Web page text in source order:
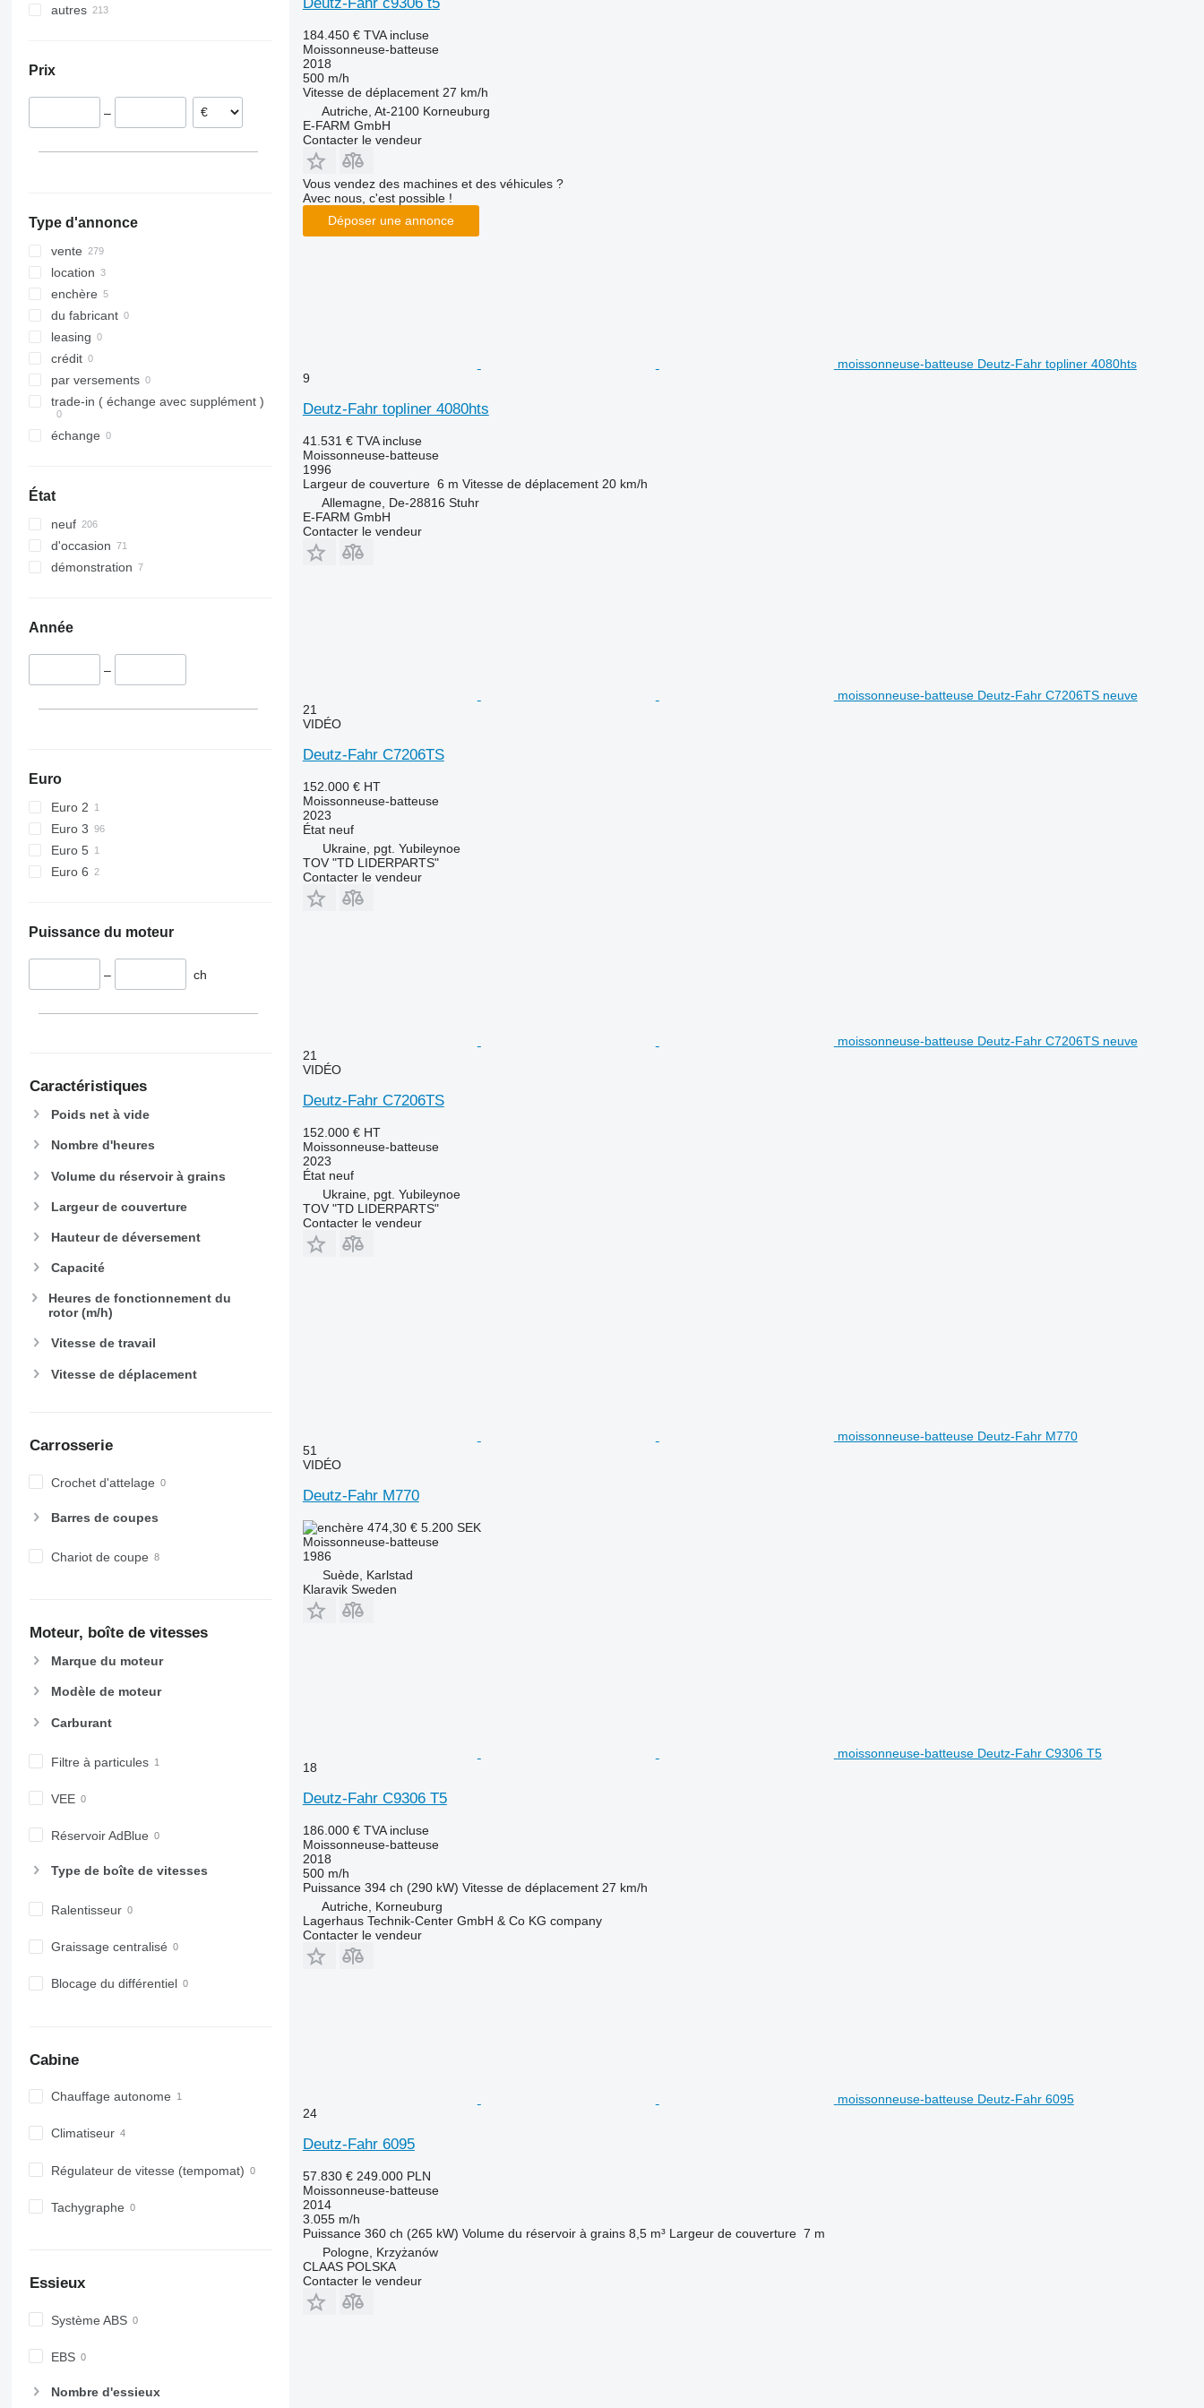
8250
Axial-Flow
9610
9670 STS
9860 STS
9880
C-series
H-series
M-series
S-series
T-series
W-series
X-series
Allemagne
Croatie
Lituanie
autres
Prix
–
Type d'annonce
vente
location
enchère
du fabricant
leasing
crédit
par versements
trade-in ( échange avec supplément )
échange
État
neuf
d'occasion
démonstration
Année
–
Euro
Euro 2
Euro 3
Euro 5
Euro 6
Puissance du moteur
– ch
Caractéristiques
Poids net à vide
Nombre d'heures
Volume du réservoir à grains
Largeur de couverture
Hauteur de déversement
Capacité
Heures de fonctionnement du
rotor (m/h)
Vitesse de travail
Vitesse de déplacement
Carrosserie
Crochet d'attelage
Barres de coupes
Chariot de coupe
Moteur, boîte de vitesses
Marque du moteur
Modèle de moteur
Carburant
Filtre à particules
VEE
Réservoir AdBlue
Type de boîte de vitesses
Ralentisseur
Graissage centralisé
Blocage du différentiel
Cabine
Chauffage autonome
Climatiseur
Régulateur de vitesse (tempomat)
Tachygraphe
Essieux
Système ABS
EBS
Nombre d'essieux
184.450 € TVA incluse
Moissonneuse-batteuse
2018
500 m/h
Vitesse de déplacement 27 km/h
Autriche, At-2100 Korneuburg
E-FARM GmbH
Contacter le vendeur
Vous vendez des machines et des véhicules ?
Avec nous, c'est possible !
Déposer une annonce
moissonneuse-batteuse Deutz-Fahr topliner 4080hts
9
Deutz-Fahr topliner 4080hts
41.531 € TVA incluse
Moissonneuse-batteuse
1996
Largeur de couverture 6 m Vitesse de déplacement 20 km/h
Allemagne, De-28816 Stuhr
E-FARM GmbH
Contacter le vendeur
moissonneuse-batteuse Deutz-Fahr C7206TS neuve
21
VIDÉO
Deutz-Fahr C7206TS
152.000 € HT
Moissonneuse-batteuse
2023
Étatneuf
Ukraine, pgt. Yubileynoe
TOV "TD LIDERPARTS"
Contacter le vendeur
moissonneuse-batteuse Deutz-Fahr C7206TS neuve
21
VIDÉO
Deutz-Fahr C7206TS
152.000 € HT
Moissonneuse-batteuse
2023
Étatneuf
Ukraine, pgt. Yubileynoe
TOV "TD LIDERPARTS"
Contacter le vendeur
moissonneuse-batteuse Deutz-Fahr M770
51
VIDÉO
Deutz-Fahr M770
474,30 € 5.200 SEK
Moissonneuse-batteuse
1986
Suède, Karlstad
Klaravik Sweden
moissonneuse-batteuse Deutz-Fahr C9306 T5
18
Deutz-Fahr C9306 T5
186.000 € TVA incluse
Moissonneuse-batteuse
2018
500 m/h
Puissance 394 ch (290 kW) Vitesse de déplacement 27 km/h
Autriche, Korneuburg
Lagerhaus Technik-Center GmbH & Co KG company
Contacter le vendeur
moissonneuse-batteuse Deutz-Fahr 6095
24
Deutz-Fahr 6095
57.830 € 249.000 PLN
Moissonneuse-batteuse
2014
3.055 m/h
Puissance 360 ch (265 kW) Volume du réservoir à grains 8,5 m³ Largeur de couverture 7 m
Pologne, Krzyżanów
CLAAS POLSKA
Contacter le vendeur